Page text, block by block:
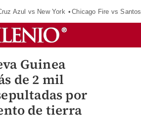
Azul vs New York Chicago Fire vs Santos
Guinea
de 2 mil
por
de tierra